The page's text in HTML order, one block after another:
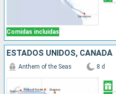
Comidas incluidas
ESTADOS UNIDOS, CANADÁ
Anthem of the Seas 8 d